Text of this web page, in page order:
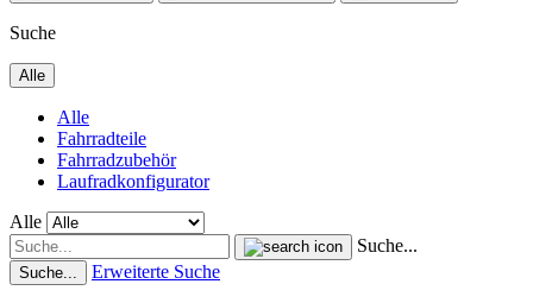
Suche
Alle
Alle
Fahrradteile
Fahrradzubehör
Laufradkonfigurator
Alle
Suche...
Suche... Erweiterte Suche